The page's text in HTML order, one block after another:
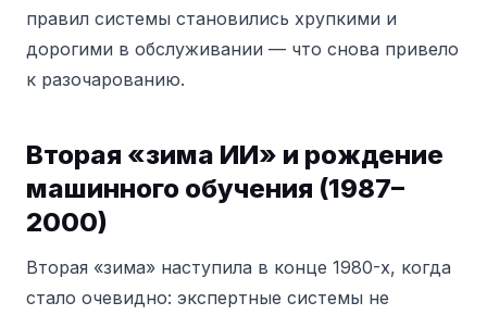
правил системы становились хрупкими и
дорогими в обслуживании — что снова привело
к разочарованию.
Вторая «зима ИИ» и рождение
машинного обучения (1987–
2000)
Вторая «зима» наступила в конце 1980-х, когда
стало очевидно: экспертные системы не